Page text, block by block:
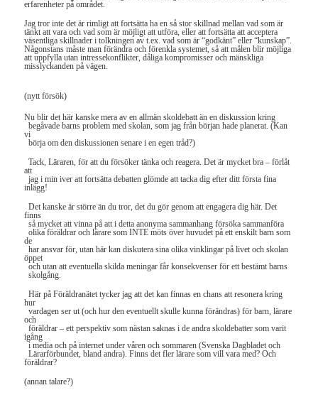
erfarenheter på området.
Jag tror inte det är rimligt att fortsätta ha en så stor skillnad mellan vad som är
tänkt att vara och vad som är möjligt att utföra, eller att fortsätta att acceptera
väsentliga skillnader i tolkningen av t.ex. vad som är “godkänt” eller “kunskap”.
Någonstans måste man förändra och förenkla systemet, så att målen blir möjliga
att uppfylla utan intressekonflikter, dåliga kompromisser och mänskliga
misslyckanden på vägen.
(nytt försök)
Nu blir det här kanske mera av en allmän skoldebatt än en diskussion kring
begåvade barns problem med skolan, som jag från början hade planerat. (Kan
vi
börja om den diskussionen senare i en egen tråd?)
Tack, Läraren, för att du försöker tänka och reagera. Det är mycket bra – förlåt
att
jag i min iver att fortsätta debatten glömde att tacka dig efter ditt första fina
inlägg!
Det kanske är större än du tror, det du gör genom att engagera dig här. Det
finns
så mycket att vinna på att i detta anonyma sammanhang försöka sammanföra
olika föräldrar och lärare som INTE möts över huvudet på ett enskilt barn som
de
har ansvar för, utan här kan diskutera sina olika vinklingar på livet och skolan
öppet
och utan att eventuella skilda meningar får konsekvenser för ett bestämt barns
skolgång.
Här på Föräldranätet tycker jag att det kan finnas en chans att resonera kring
hur
vardagen ser ut (och hur den eventuellt skulle kunna förändras) för barn, lärare
och
föräldrar – ett perspektiv som nästan saknas i de andra skoldebatter som varit
igång
i media och på internet under våren och sommaren (Svenska Dagbladet och
Lärarförbundet, bland andra). Finns det fler lärare som vill vara med? Och
föräldrar?
(annan talare?)